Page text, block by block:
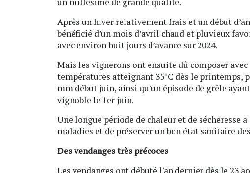
un millésime de grande qualité.
Après un hiver relativement frais et un début
bénéficié d’un mois d’avril chaud et pluvieux
avec environ huit jours d’avance sur 2024.
Mais les vignerons ont ensuite dû composer
températures atteignant 35°C dès le printemps,
mm début juin, ainsi qu’un épisode de grêle
vignoble le 1er juin.
Une longue période de chaleur et de sécheresse
maladies et de préserver un bon état sanitaire
Des vendanges très précoces
Les vendanges ont débuté l'an dernier dès le 23